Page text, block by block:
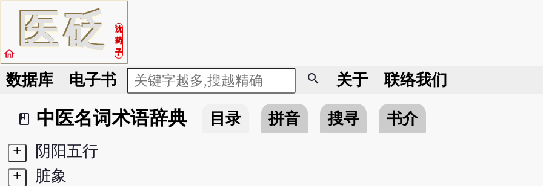
医砭
沈
药
子
home
数据库 电子书 search 关于 联络我们
book_2
中医名词术语辞典 目录 拼音 搜寻
书介
+
阴阳五行
+
脏象